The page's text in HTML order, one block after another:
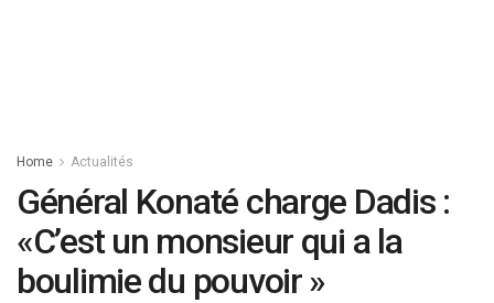
Home Actualités
Général Konaté charge Dadis :
«C’est un monsieur qui a la
boulimie du pouvoir »